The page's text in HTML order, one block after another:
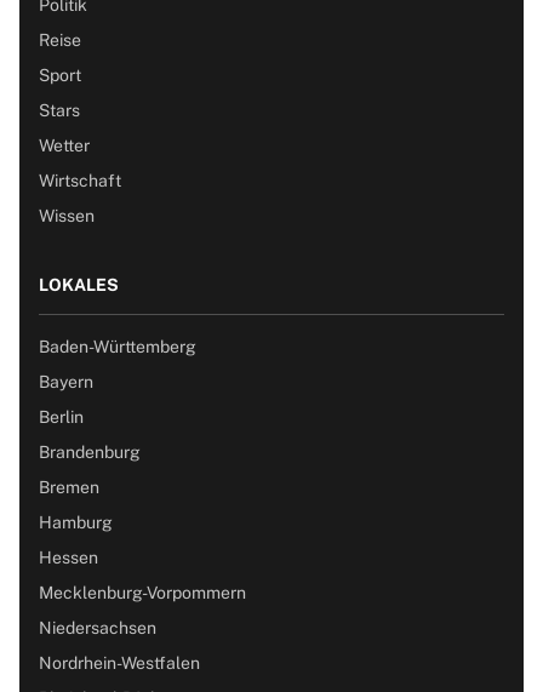
Politik
Reise
Sport
Stars
Wetter
Wirtschaft
Wissen
LOKALES
Baden-Württemberg
Bayern
Berlin
Brandenburg
Bremen
Hamburg
Hessen
Mecklenburg-Vorpommern
Niedersachsen
Nordrhein-Westfalen